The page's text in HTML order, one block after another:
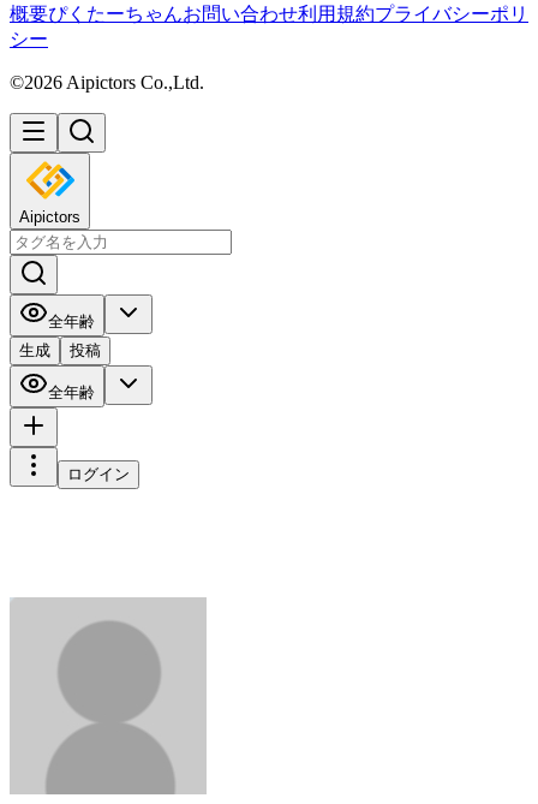
概要ぴくたーちゃんお問い合わせ利用規約プライバシーポリ
シー
©2026 Aipictors Co.,Ltd.
Aipictors
全年齢
生成
投稿
全年齢
ログイン